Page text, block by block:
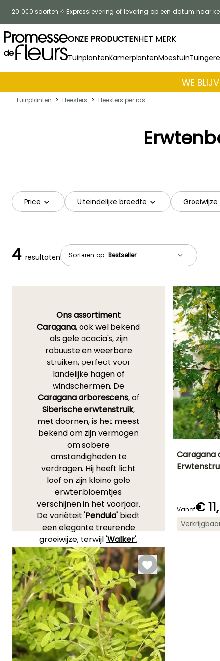
20 000 soorten Expresslevering of levering op een datum naar
ONZE PRODUCTENHET MERK
TuinplantenKamerplantenMoestuin
WE
Tuinplanten > Heesters > Heesters per ras
Price Uiteindelijke breedte Groeiwijze
Sorteren op:
4 resultaten
Ons assortiment
Caragana, ook wel bekend
als gele acacia's, zijn
robuuste en weerbare
struiken, perfect voor
landelijke hagen of
windschermen. De
Caragana arborescens, of
Siberische erwtenstruik,
met doornen, is het meest
bekend om zijn vermogen
om sobere
omstandigheden te
verdragen. Hij heeft licht
loof en zijn kleine gele
erwtenbloemtjes
verschijnen in het voorjaar.
De variëteit 'Pendula' biedt
een elegante treurende
groeiwijze, terwijl'Walker',
met zijn zeer fijne bladeren,
een delicaat accent aan
de tuin toevoegt. Veel
minder bekend is de
zilveren caragana
(Halimodendron
halodendron), die zich
onderscheidt door zijn roze
bloei. Al deze struiken
passen zich goed aan aan
Bloeitijd
Caragana
Vanaf€